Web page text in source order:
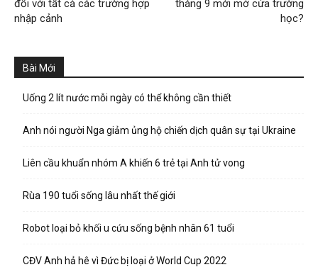
đối với tất cả các trường hợp
nhập cảnh
tháng 9 mới mở cửa trường
học?
Bài Mới
Uống 2 lít nước mỗi ngày có thể không cần thiết
Anh nói người Nga giảm ủng hộ chiến dịch quân sự tại Ukraine
Liên cầu khuẩn nhóm A khiến 6 trẻ tại Anh tử vong
Rùa 190 tuổi sống lâu nhất thế giới
Robot loại bỏ khối u cứu sống bệnh nhân 61 tuổi
CĐV Anh hả hê vì Đức bị loại ở World Cup 2022